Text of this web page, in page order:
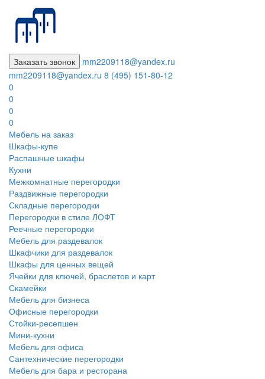
Заказать звонок
mm2209118@yandex.ru
mm2209118@yandex.ru 8 (495) 151-80-12
0
0
0
0
Мебель на заказ
Шкафы-купе
Распашные шкафы
Кухни
Межкомнатные перегородки
Раздвижные перегородки
Складные перегородки
Перегородки в стиле ЛОФТ
Реечные перегородки
Мебель для раздевалок
Шкафчики для раздевалок
Шкафы для ценных вещей
Ячейки для ключей, браслетов и карт
Скамейки
Мебель для бизнеса
Офисные перегородки
Стойки-ресепшен
Мини-кухни
Мебель для офиса
Сантехнические перегородки
Мебель для бара и ресторана